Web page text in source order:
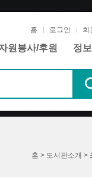
홈 로그인 회
원봉사/후원 정
홈 > 도서관소개 >